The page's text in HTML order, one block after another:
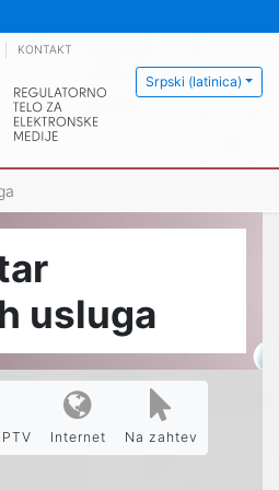
Srpski (latinica)
KONTAKT
usluga
Internet Na zahtev